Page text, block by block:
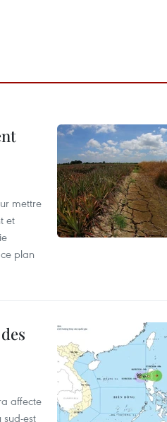
mettre
et
plan
affecte
sud-est